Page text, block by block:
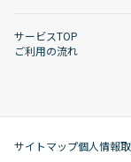
サービスTOP
ご利用の流れ
サイトマップ個人情報